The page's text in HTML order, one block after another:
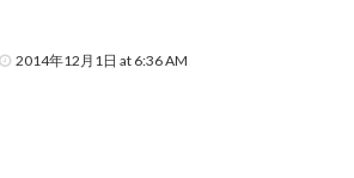
2014年12月1日 at 6:36 AM